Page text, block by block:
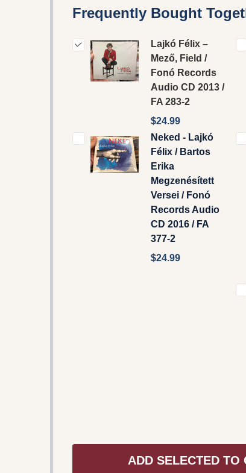
Frequently Bought
Lajkó Félix ‎–
Mező, Field /
Fonó Records
‎Audio CD 2013 /
FA 283-2
$24.99
Neked - Lajkó
Félix ‎/ Bartos
Erika
Megzenésített
Versei / Fonó
Records ‎Audio
CD 2016 / FA
377-2
$24.99
ADD SELECTED TO